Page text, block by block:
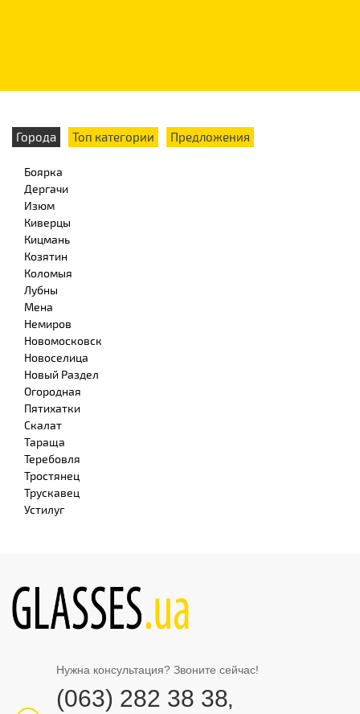
Города Топ категории Предложения
Боярка
Дергачи
Изюм
Киверцы
Кицмань
Козятин
Коломыя
Лубны
Мена
Немиров
Новомосковск
Новоселица
Новый Раздел
Огородная
Пятихатки
Скалат
Тараща
Теребовля
Тростянец
Трускавец
Устилуг
Нужна консультация? Звоните сейчас!
(063) 282 38 38,